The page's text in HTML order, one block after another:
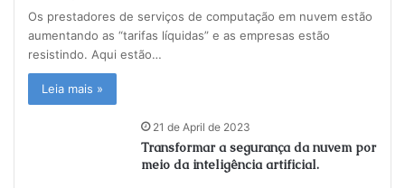
Os prestadores de serviços de computação em nuvem estão
aumentando as “tarifas líquidas” e as empresas estão
resistindo. Aqui estão…
Leia mais »
21 de April de 2023
Transformar a segurança da nuvem por
meio da inteligência artificial.